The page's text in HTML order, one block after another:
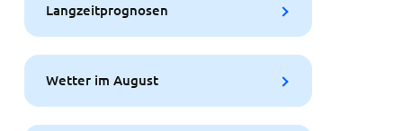
Langzeitprognosen
Wetter im August